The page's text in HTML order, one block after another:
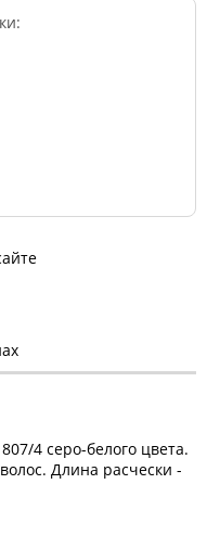
4 серо-белого цвета.
Длина расчески -